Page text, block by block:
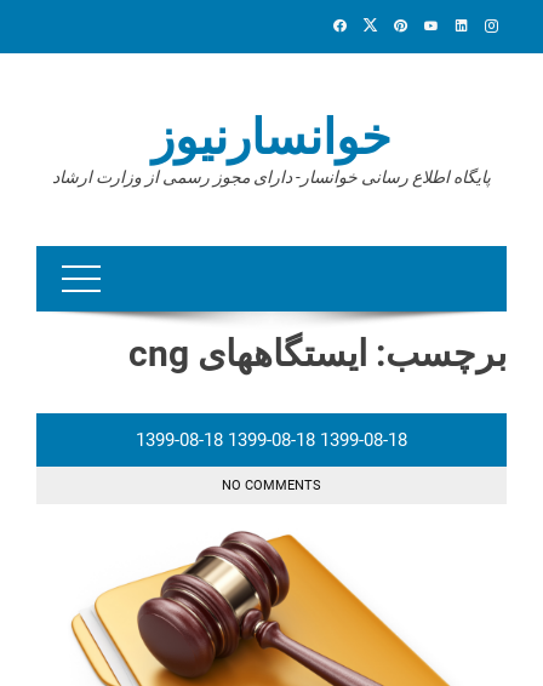
خوانسارنیوز
پایگاه اطلاع رسانی خوانسار- دارای مجوز رسمی از وزارت ارشاد
برچسب: ایستگاههای cng
1399-08-18 1399-08-18 1399-08-18
NO COMMENTS